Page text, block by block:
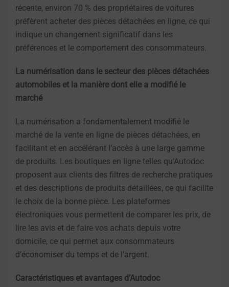
récente, environ 70 % des propriétaires de voitures
préfèrent acheter des pièces détachées en ligne, ce qui
indique un changement significatif dans les
préférences et le comportement des consommateurs.
La numérisation dans le secteur des pièces détachées
automobiles et la manière dont elle a modifié le
marché
La numérisation a fondamentalement modifié le
marché de la vente en ligne de pièces détachées, en
facilitant et en accélérant l’accès à une large gamme
de produits. Les boutiques en ligne telles qu’Autodoc
proposent aux clients des filtres de recherche pratiques
et des descriptions de produits détaillées, ce qui facilite
le choix de la bonne pièce. Les plateformes
électroniques vous permettent de comparer les prix, de
lire les avis et de faire vos achats depuis votre
domicile, ce qui permet aux consommateurs
d’économiser du temps et de l’argent.
Caractéristiques et avantages d’Autodoc